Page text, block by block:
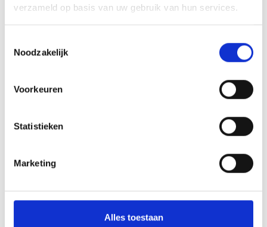
verzameld op basis van uw gebruik van hun services.
Noodzakelijk
Voorkeuren
Statistieken
Marketing
Alles toestaan
Zij zullen dan spoedig contact met je opnemen om samen kijken
wat er mogelijk is. Mocht je vragen hebben, neem dan ook zeker